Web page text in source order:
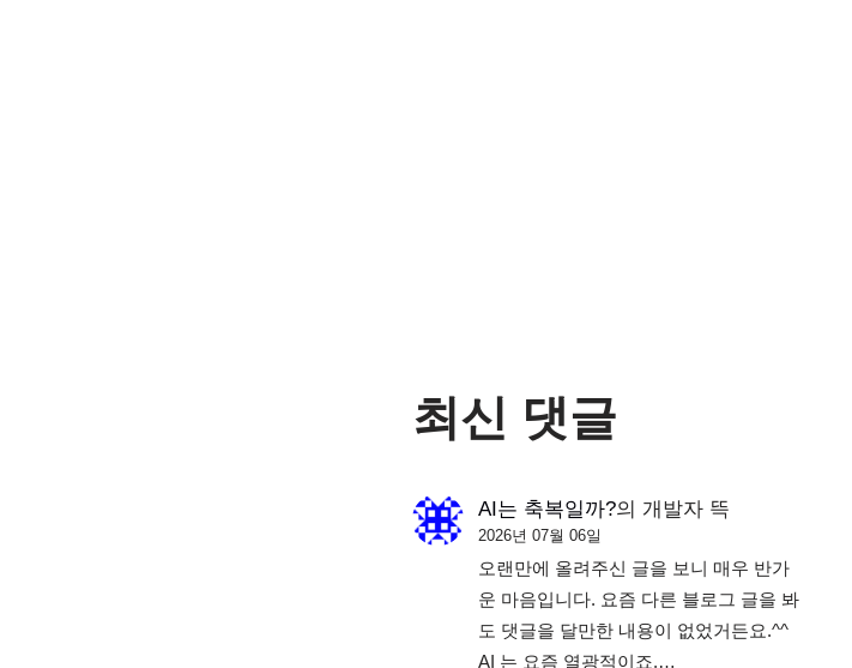
최신 댓글
AI는 축복일까?의 개발자 뜩
2026년 07월 06일
오랜만에 올려주신 글을 보니 매우 반가
운 마음입니다. 요즘 다른 블로그 글을 봐
도 댓글을 달만한 내용이 없었거든요.^^
AI 는 요즘 열광적이죠.…